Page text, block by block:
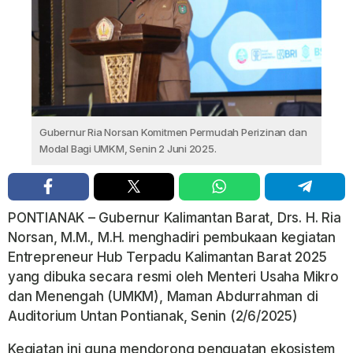
Gubernur Ria Norsan Komitmen Permudah Perizinan dan
Modal Bagi UMKM, Senin 2 Juni 2025.
PONTIANAK – Gubernur Kalimantan Barat, Drs. H. Ria
Norsan, M.M., M.H. menghadiri pembukaan kegiatan
Entrepreneur Hub Terpadu Kalimantan Barat 2025
yang dibuka secara resmi oleh Menteri Usaha Mikro
dan Menengah (UMKM), Maman Abdurrahman di
Auditorium Untan Pontianak, Senin (2/6/2025)
Kegiatan ini guna mendorong penguatan ekosistem